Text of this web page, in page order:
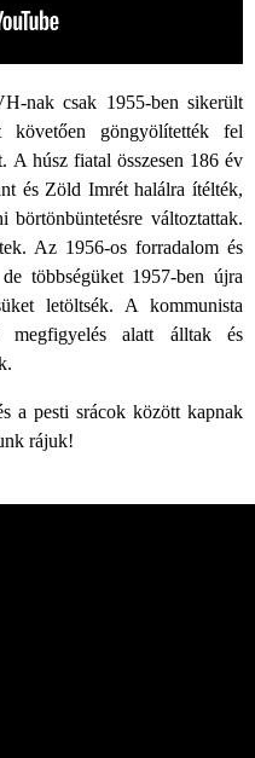
nak csak 1955-ben sikerült
göngyölítették fel
A húsz fiatal összesen 186 év
és Zöld Imrét halálra ítélték,
börtönbüntetésre változtattak.
Az 1956-os forradalom és
többségüket 1957-ben újra
letöltsék. A kommunista
megfigyelés alatt álltak és
a pesti srácok között kapnak
rájuk!